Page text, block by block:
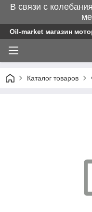
В связи с
Oil-market магазин
Каталог товаров